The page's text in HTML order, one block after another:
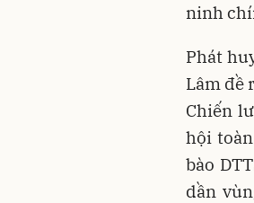
ninh
Phát
Lâm đề
Chiến
hội
bào
dần